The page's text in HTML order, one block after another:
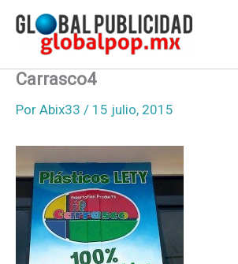
contenido
Carrasco4
Por Abix33 / 15 julio, 2015